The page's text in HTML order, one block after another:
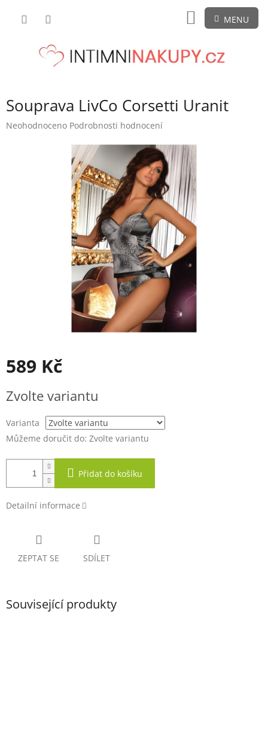
NÁKUPNÍ
KOŠÍK
Souprava LivCo Corsetti Uranit
Průměrné
Neohodnoceno Podrobnosti hodnocení
589 Kč
cena:
Zvolte variantu
Varianta
Můžeme doručit do: Zvolte variantu
Přidat do košíku
Detailní informace
ZEPTAT SE SDÍLET
Související produkty